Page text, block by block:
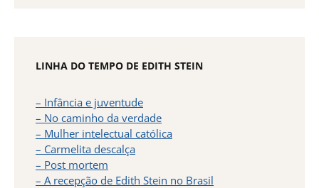
LINHA DO TEMPO DE EDITH STEIN
– Infância e juventude
– No caminho da verdade
– Mulher intelectual católica
– Carmelita descalça
– Post mortem
– A recepção de Edith Stein no Brasil